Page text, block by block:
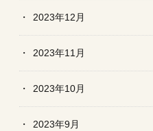
2023年12月
2023年11月
2023年10月
2023年9月